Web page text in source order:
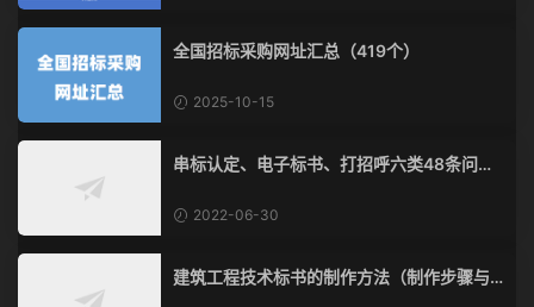
全国招标采购网址汇总（419个）
2025-10-15
串标认定、电子标书、打招呼六类48条问题
2022-06-30
建筑工程技术标书的制作方法（制作步骤与